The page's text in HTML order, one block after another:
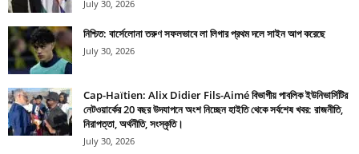
July 30, 2026
নিশ্চিত: বার্সেলোনা তরুণ সফলভাবে লা লিগার প্রথম দলে সাইন আপ করেছে
July 30, 2026
Cap-Haïtien: Alix Didier Fils-Aimé বিভাগীয় পাবলিক ইউনিভার্সিটির
নেটওয়ার্কের 20 বছর উদযাপনে অংশ নিচ্ছেন হাইতি থেকে সর্বশেষ খবর: রাজনীতি,
নিরাপত্তা, অর্থনীতি, সংস্কৃতি।
July 30, 2026